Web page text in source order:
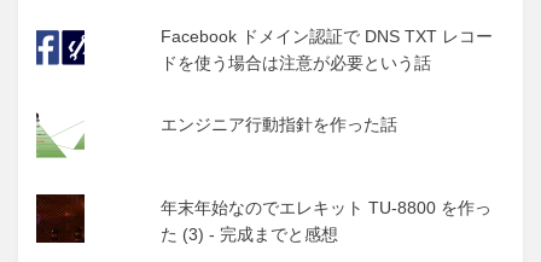
Facebook ドメイン認証で DNS TXT レコー
ドを使う場合は注意が必要という話
エンジニア行動指針を作った話
年末年始なのでエレキット TU-8800 を作っ
た (3) - 完成までと感想